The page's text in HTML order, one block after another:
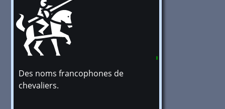
295630
Des noms francophones de
chevaliers.